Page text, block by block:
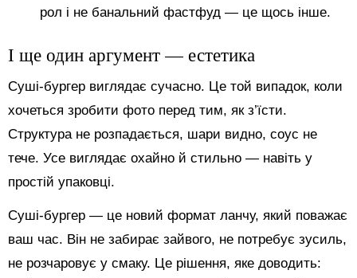
рол і не банальний фастфуд — це щось інше.
І ще один аргумент — естетика
Суші-бургер виглядає сучасно. Це той випадок, коли
хочеться зробити фото перед тим, як з’їсти.
Структура не розпадається, шари видно, соус не
тече. Усе виглядає охайно й стильно — навіть у
простій упаковці.
Суші-бургер — це новий формат ланчу, який поважає
ваш час. Він не забирає зайвого, не потребує зусиль,
не розчаровує у смаку. Це рішення, яке доводить: